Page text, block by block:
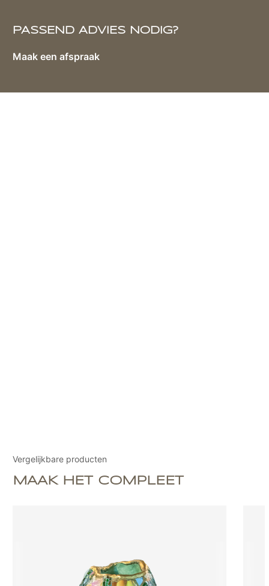
PASSEND ADVIES NODIG?
Maak een afspraak
Vergelijkbare producten
MAAK HET COMPLEET